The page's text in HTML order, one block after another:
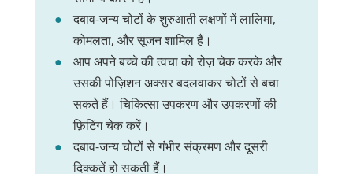
दबाव-जन्य चोटों के शुरुआती लक्षणों में लालिमा,
कोमलता, और सूजन शामिल हैं।
आप अपने बच्चे की त्वचा को रोज़ चेक करके और
उसकी पोज़िशन अक्सर बदलवाकर चोटों से बचा
सकते हैं। चिकित्सा उपकरण और उपकरणों की
फ़िटिंग चेक करें।
दबाव-जन्य चोटों से गंभीर संक्रमण और दूसरी
दिक्कतें हो सकती हैं।